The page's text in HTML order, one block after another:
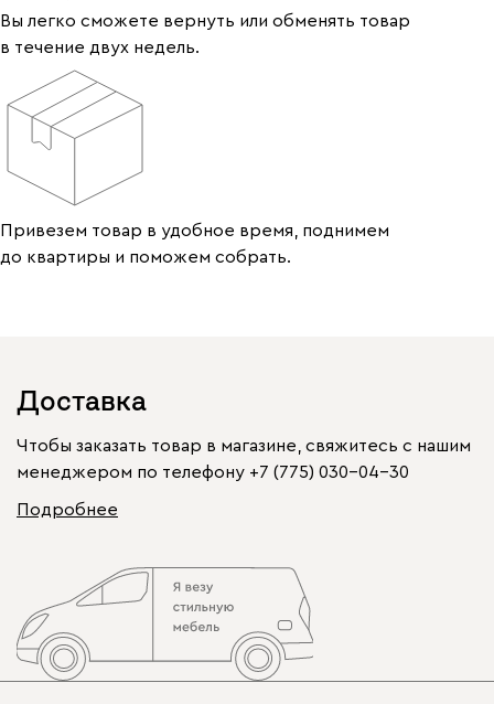
Вы легко сможете вернуть или обменять товар
в течение двух недель.
Привезем товар в удобное время, поднимем
до квартиры и поможем собрать.
Доставка
Чтобы заказать товар в магазине, свяжитесь с нашим
менеджером по телефону +7 (775) 030-04-30
Подробнее